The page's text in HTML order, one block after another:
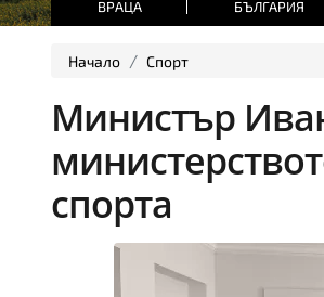
ВРАЦА БЪЛГАРИЯ
Начало Спорт
Министър
спорта